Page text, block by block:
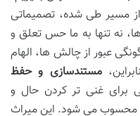
از مسیر طی شده، تصمیماتی
ها، نه تنها به ما حس تعلق و
عبور از چالش ها، الهام
مستندسازی و حفظ
برای غنی تر کردن حال و
محسوب می شود. این میراث